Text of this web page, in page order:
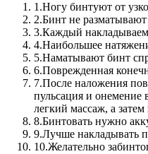
1.Ногу бинтуют от
2.Бинт не
3.Каждый
4.Наибольшее
5.Наматывают бинт
6.Поврежденная
7.После наложения
пульсация и онемение
легкий массаж, а затем
8.Бинтовать нужно
9.Лучше накладывать
10.Желательно